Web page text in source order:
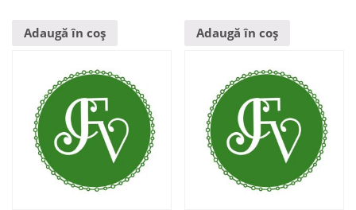
Adaugă în coș Adaugă în coș